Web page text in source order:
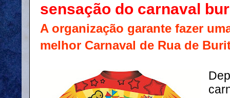
sensação do carnaval
A organização garante fazer
melhor Carnaval de Rua de